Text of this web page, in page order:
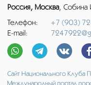
Россия, Москва, Собина
Телефон:
+7 (903)
E-mail:
Сайт Национального
Международный портал